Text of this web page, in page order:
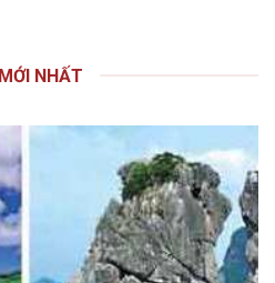
NHẤT